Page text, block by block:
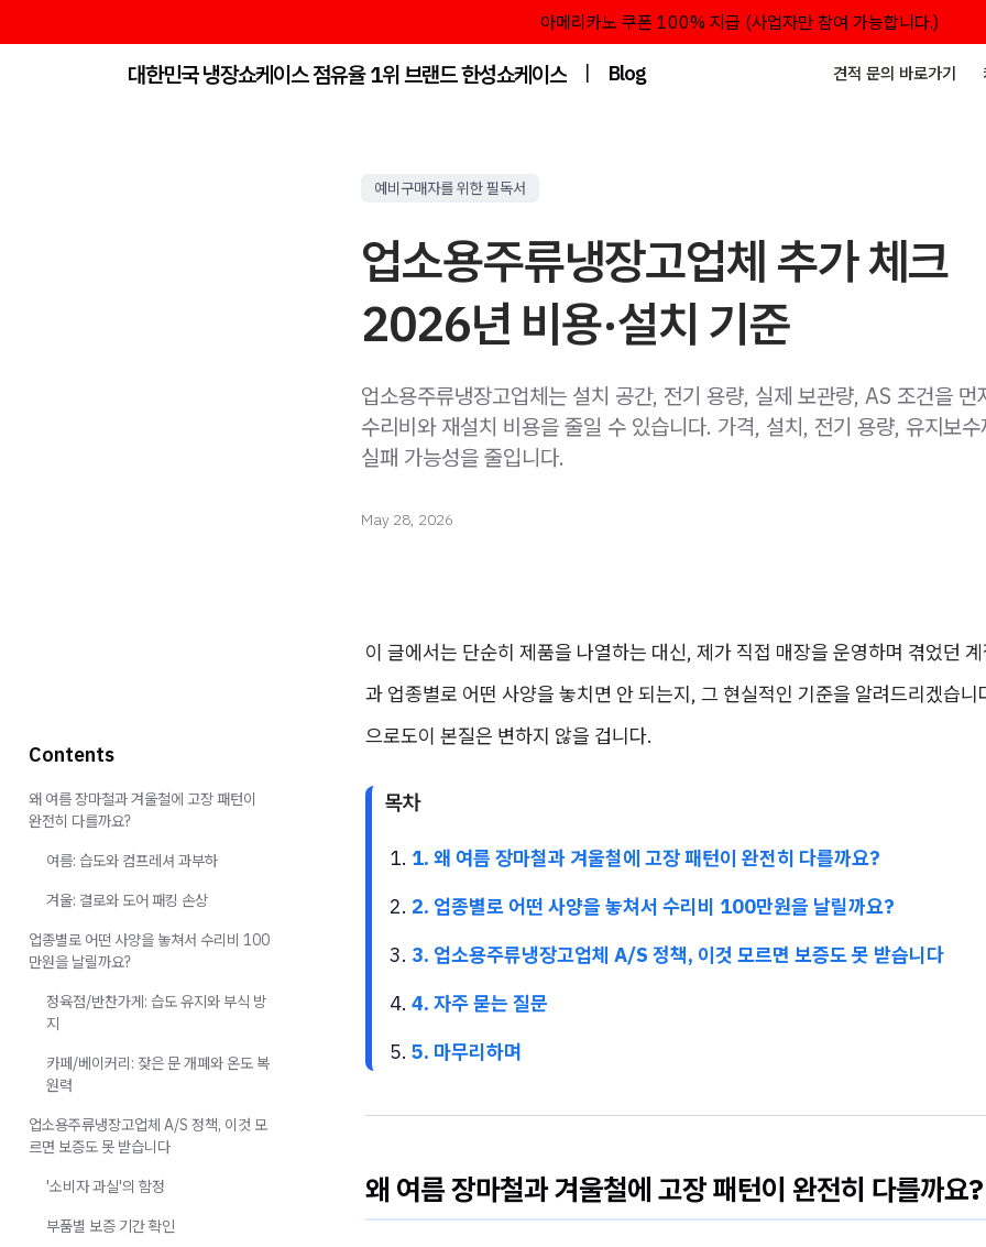
아메리카노 쿠폰 100% 지급 (사업자만 참여 가능합니다.)
대한민국 냉장쇼케이스 점유율 1위 브랜드 한성쇼케이스 | Blog 견적 문의 바로가기
예비구매자를 위한 필독서
업소용주류냉장고업체 추가 체크
2026년 비용·설치 기준
업소용주류냉장고업체는 설치 공간, 전기 용량, 실제 보관량, AS 조건을 먼
수리비와 재설치 비용을 줄일 수 있습니다. 가격, 설치, 전기 용량, 유지보수
실패 가능성을 줄입니다.
May 28, 2026
이 글에서는 단순히 제품을 나열하는 대신, 제가 직접 매장을 운영하며 겪었던
과 업종별로 어떤 사양을 놓치면 안 되는지, 그 현실적인 기준을 알려드리겠습
으로도이 본질은 변하지 않을 겁니다.
목차
1. 왜 여름 장마철과 겨울철에 고장 패턴이 완전히 다를까요?
2. 업종별로 어떤 사양을 놓쳐서 수리비 100만원을 날릴까요?
3. 업소용주류냉장고업체 A/S 정책, 이것 모르면 보증도 못 받습니다
4. 자주 묻는 질문
5. 마무리하며
왜 여름 장마철과 겨울철에 고장 패턴이 완전히 다를까요?
Contents
왜 여름 장마철과 겨울철에 고장 패턴이
완전히 다를까요?
여름: 습도와 컴프레셔 과부하
겨울: 결로와 도어 패킹 손상
업종별로 어떤 사양을 놓쳐서 수리비 100
만원을 날릴까요?
정육점/반찬가게: 습도 유지와 부식 방
지
카페/베이커리: 잦은 문 개폐와 온도 복
원력
업소용주류냉장고업체 A/S 정책, 이것 모
르면 보증도 못 받습니다
'소비자 과실'의 함정
부품별 보증 기간 확인